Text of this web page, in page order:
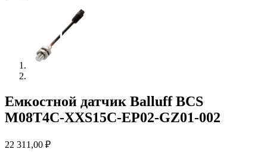
Емкостной датчик Balluff BCS
M08T4C-XXS15C-EP02-GZ01-002
22 311,00 ₽